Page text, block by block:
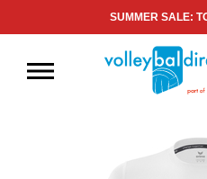
SUMMER SALE: